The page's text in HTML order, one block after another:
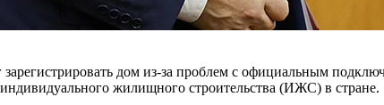
дом из-за проблем с официальным
жилищного строительства (ИЖС) в стране.